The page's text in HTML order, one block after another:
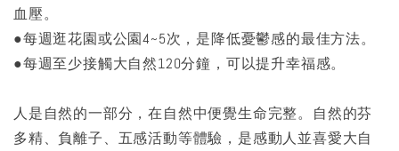
血壓。
●每週逛花園或公園4~5次，是降低憂鬱感的最佳方法。
●每週至少接觸大自然120分鐘，可以提升幸福感。
人是自然的一部分，在自然中便覺生命完整。自然的芬
多精、負離子、五感活動等體驗，是感動人並喜愛大自